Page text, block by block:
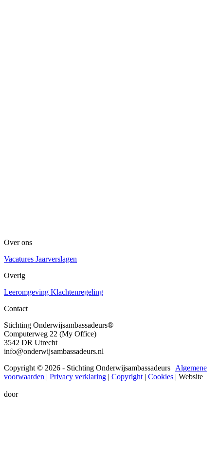
Over ons
Vacatures Jaarverslagen
Overig
Leeromgeving Klachtenregeling
Contact
Stichting Onderwijsambassadeurs®
Computerweg 22 (My Office)
3542 DR Utrecht
info@onderwijsambassadeurs.nl
Copyright © 2026 - Stichting Onderwijsambassadeurs | Algemene
voorwaarden | Privacy verklaring | Copyright | Cookies | Website
door